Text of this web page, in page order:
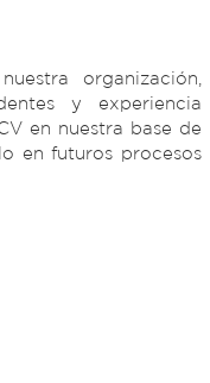
organización,
y experiencia
en nuestra base de
en futuros procesos